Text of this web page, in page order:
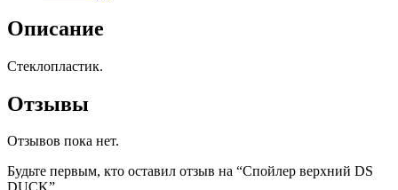
Описание
Стеклопластик.
Отзывы
Отзывов пока нет.
Будьте первым, кто оставил отзыв на “Спойлер верхний DS